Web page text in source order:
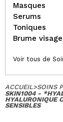
Masques
Serums
Toniques
Brume visage
Voir tous de
ACCUEIL>SOINS
SKIN1004 -
HYALURONIQUE
SENSIBLES